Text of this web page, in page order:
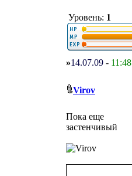
Уровень: 1
»14.07.09 - 11:48
Virov
Пока еще
застенчивый